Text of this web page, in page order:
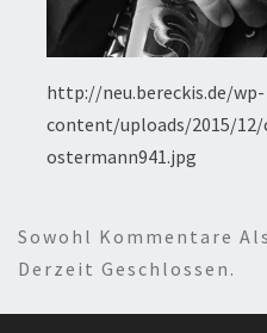
http://neu.bereckis.de/wp-
content/uploads/2015/
ostermann941.jpg
Sowohl Kommentare
Derzeit Geschlossen.